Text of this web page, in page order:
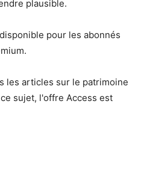
plausible.
pour les abonnés
les articles sur le patrimoine
sujet, l'offre Access est